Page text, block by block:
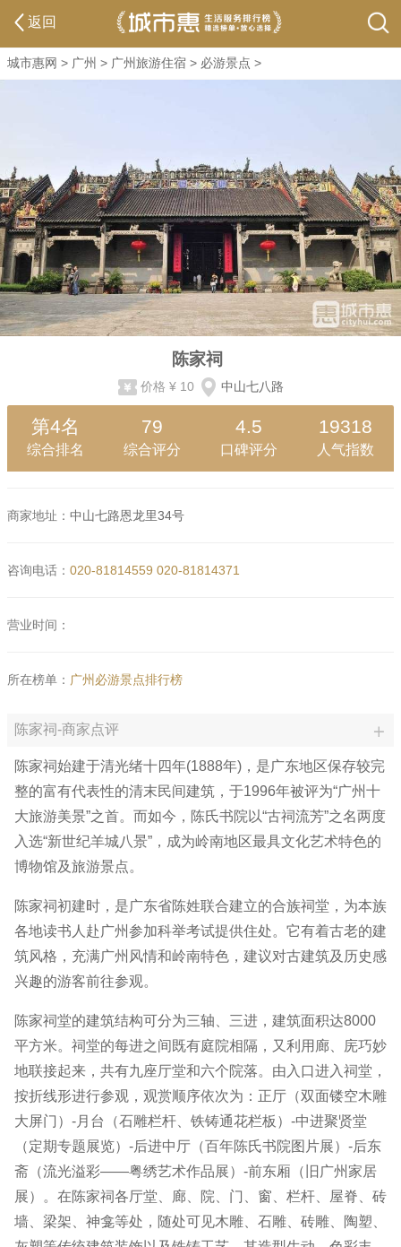
返回
城市惠网 > 广州 > 广州旅游住宿 > 必游景点 >
陈家祠
价格 ¥ 10 中山七八路
第4名
综合排名
79
综合评分
4.5
口碑评分
19318
人气指数
商家地址： 中山七路恩龙里34号
咨询电话： 020-81814559 020-81814371
营业时间：
所在榜单： 广州必游景点排行榜
陈家祠-商家点评
陈家祠始建于清光绪十四年(1888年)，是广东地区保存较完
整的富有代表性的清末民间建筑，于1996年被评为“广州十
大旅游美景”之首。而如今，陈氏书院以“古祠流芳”之名两度
入选“新世纪羊城八景”，成为岭南地区最具文化艺术特色的
博物馆及旅游景点。
陈家祠初建时，是广东省陈姓联合建立的合族祠堂，为本族
各地读书人赴广州参加科举考试提供住处。它有着古老的建
筑风格，充满广州风情和岭南特色，建议对古建筑及历史感
兴趣的游客前往参观。
陈家祠堂的建筑结构可分为三轴、三进，建筑面积达8000
平方米。祠堂的每进之间既有庭院相隔，又利用廊、庑巧妙
地联接起来，共有九座厅堂和六个院落。由入口进入祠堂，
按折线形进行参观，观赏顺序依次为：正厅（双面镂空木雕
大屏门）-月台（石雕栏杆、铁铸通花栏板）-中进聚贤堂
（定期专题展览）-后进中厅（百年陈氏书院图片展）-后东
斋（流光溢彩——粤绣艺术作品展）-前东厢（旧广州家居
展）。在陈家祠各厅堂、廊、院、门、窗、栏杆、屋脊、砖
墙、梁架、神龛等处，随处可见木雕、石雕、砖雕、陶塑、